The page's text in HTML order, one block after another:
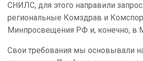
СНИЛС, для этого направили
региональные Комздрав и
Минпросвещения РФ и, конечно, в
Свои требования мы основывали